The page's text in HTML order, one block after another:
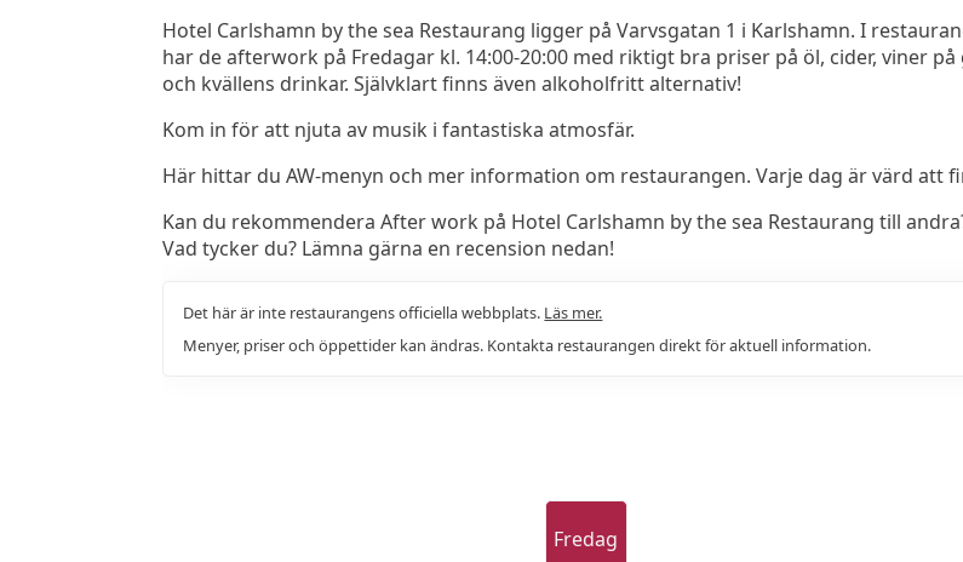
Hotel Carlshamn by the sea Restaurang ligger på Varvsgatan 1 i Karlshamn. I
har de afterwork på Fredagar kl. 14:00-20:00 med riktigt bra priser på öl, cider, viner på
och kvällens drinkar. Självklart finns även alkoholfritt alternativ!
Kom in för att njuta av musik i fantastiska atmosfär.
Här hittar du AW-menyn och mer information om restaurangen. Varje dag är värd att
Kan du rekommendera After work på Hotel Carlshamn by the sea Restaurang till
Vad tycker du? Lämna gärna en recension nedan!
Det här är inte restaurangens officiella webbplats. Läs mer.
Menyer, priser och öppettider kan ändras. Kontakta restaurangen direkt för aktuell information.
Fredag